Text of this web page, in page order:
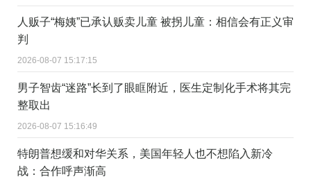
人贩子“梅姨”已承认贩卖儿童 被拐儿童：相信会有正义审
判
2026-08-07 15:17:15
男子智齿“迷路”长到了眼眶附近，医生定制化手术将其完
整取出
2026-08-07 15:16:49
特朗普想缓和对华关系，美国年轻人也不想陷入新冷
战：合作呼声渐高